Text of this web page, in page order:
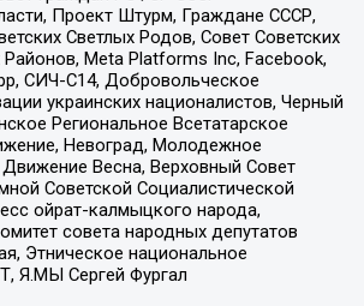
Проект Штурм, Граждане СССР,
Светлых Родов, Совет Советских
Районов, Meta Platforms Inc, Facebook,
СИЧ-С14, Добровольческое
украинских националистов, Черный
Региональное Всетатарское
Невоград, Молодежное
Весна, Верховный Совет
Советской Социалистической
ойрат-калмыцкого народа,
совета народных депутатов
Этническое национальное
Я.МЫ Сергей Фургал